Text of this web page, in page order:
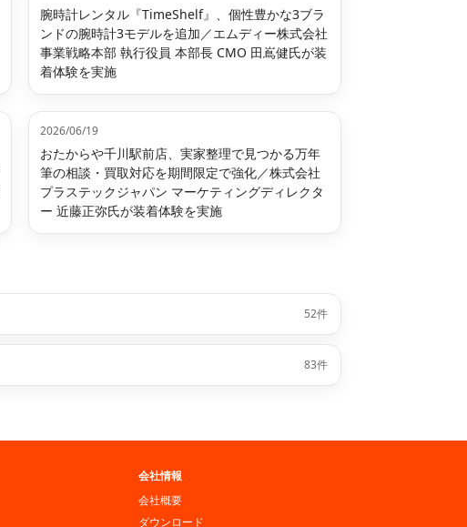
腕時計レンタル『TimeShelf』、個性豊かな3ブラ
ンドの腕時計3モデルを追加／エムディー株式会社
事業戦略本部 執行役員 本部長 CMO 田嶌健氏が装
着体験を実施
2026/06/19
おたからや千川駅前店、実家整理で見つかる万年
筆の相談・買取対応を期間限定で強化／株式会社
プラステックジャパン マーケティングディレクタ
ー 近藤正弥氏が装着体験を実施
52件
83件
会社情報
会社概要
ダウンロード